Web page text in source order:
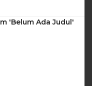
'Belum Ada Judul'